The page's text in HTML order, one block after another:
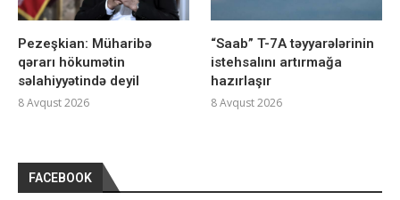
Pezeşkian: Müharibə
qərarı hökumətin
səlahiyyətində deyil
8 Avqust 2026
“Saab” T-7A təyyarələrinin
istehsalını artırmağa
hazırlaşır
8 Avqust 2026
FACEBOOK